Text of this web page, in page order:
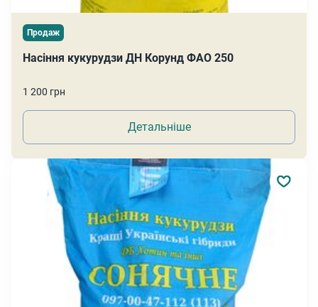
Продаж
Насіння кукурудзи ДН Корунд ФАО 250
1 200 грн
Детальніше